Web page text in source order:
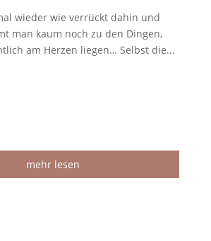
wieder wie verrückt dahin und
man kaum noch zu den Dingen,
am Herzen liegen… Selbst die...
mehr lesen